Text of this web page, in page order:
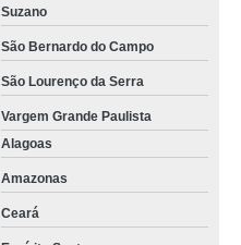
Suzano
São Bernardo do Campo
São Lourenço da Serra
Vargem Grande Paulista
Alagoas
Amazonas
Ceará